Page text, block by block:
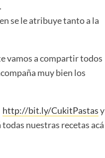
se le atribuye tanto a la
vamos a compartir todos
muy bien los
http://bit.ly/CukitPastasy
nuestras recetas acá